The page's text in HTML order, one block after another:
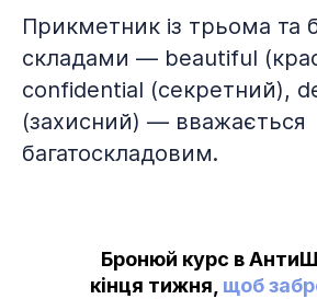
Прикметник із трьома та
складами — beautiful
confidential (секретний),
(захисний) — вважається
багатоскладовим.
Бронюй курс в
кінця тижня, щоб